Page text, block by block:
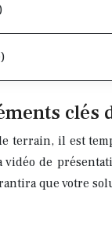
clés
terrain, il est
vidéo de
que votre